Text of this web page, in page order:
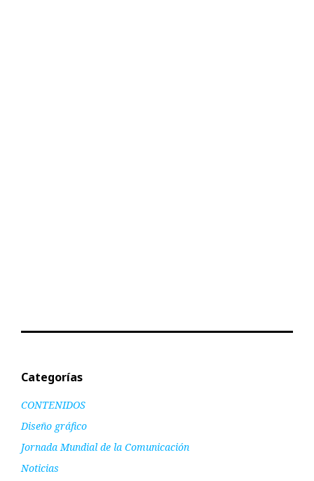
Categorías
CONTENIDOS
Diseño gráfico
Jornada Mundial de la Comunicación
Noticias